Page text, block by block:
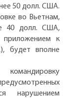
50 долл. США.
во Вьетнам,
40 долл. США,
к
будет вполне
нарушением